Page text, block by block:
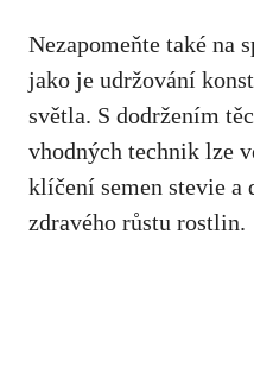
Nezapomeňte také na
jako je udržování
světla. S dodržením
vhodných technik lze
klíčení semen stevie a
zdravého růstu rostlin.